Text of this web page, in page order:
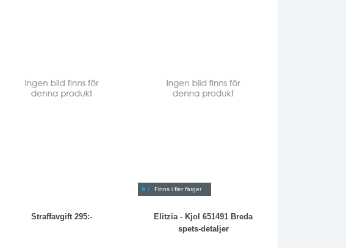
Straffavgift 295:-
Finns i fler färger
Elitzia - Kjol 651491 Breda
spets-detaljer